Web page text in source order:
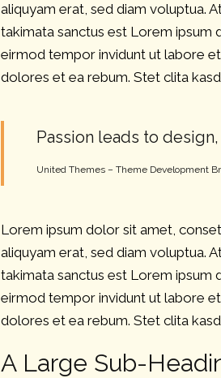
aliquyam erat, sed diam voluptua.
takimata sanctus est Lorem ipsum
eirmod tempor invidunt ut labore
dolores et ea rebum. Stet clita
Passion leads to
United Themes – Theme Development
Lorem ipsum dolor sit amet,
aliquyam erat, sed diam voluptua.
takimata sanctus est Lorem ipsum
eirmod tempor invidunt ut labore
dolores et ea rebum. Stet clita
A Large Sub-